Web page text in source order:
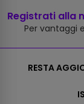
Registrati alla
Per vantaggi
RESTA